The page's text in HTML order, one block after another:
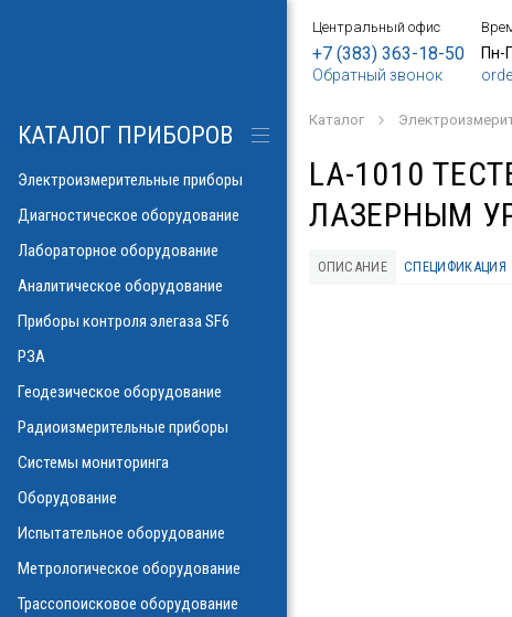
Центральный офис
+7 (383) 363-18-50
Обратный звонок
Пн-
Каталог
LA-1010
ЛАЗЕРНЫМ
ОПИСАНИЕ СПЕЦИФИКАЦИЯ
КАТАЛОГ ПРИБОРОВ
Электроизмерительные приборы
Диагностическое оборудование
Лабораторное оборудование
Аналитическое оборудование
Приборы контроля элегаза SF6
РЗА
Геодезическое оборудование
Радиоизмерительные приборы
Системы мониторинга
Оборудование
Испытательное оборудование
Метрологическое оборудование
Трассопоисковое оборудование
ноль
УФ)
инверсионной
элегаза
потерь\
и влажности
газов в масле
оборудования
линий
потоков
РПН